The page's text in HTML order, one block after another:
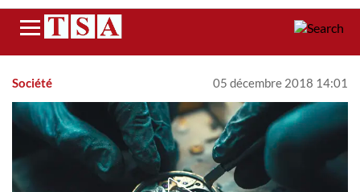
Menu
Société 05 décembre 2018 14:01